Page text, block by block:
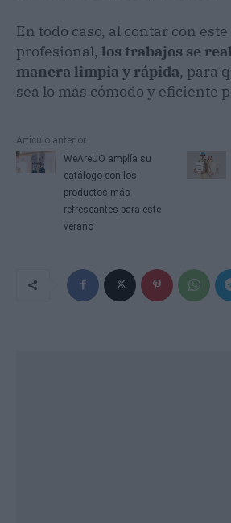
En todo caso, al contar con
profesional, los trabajos se
manera limpia y rápida, para
sea lo más cómodo y eficiente
Artículo anterior
WeAreUO amplía su
catálogo con los
productos más
refrescantes para este
verano